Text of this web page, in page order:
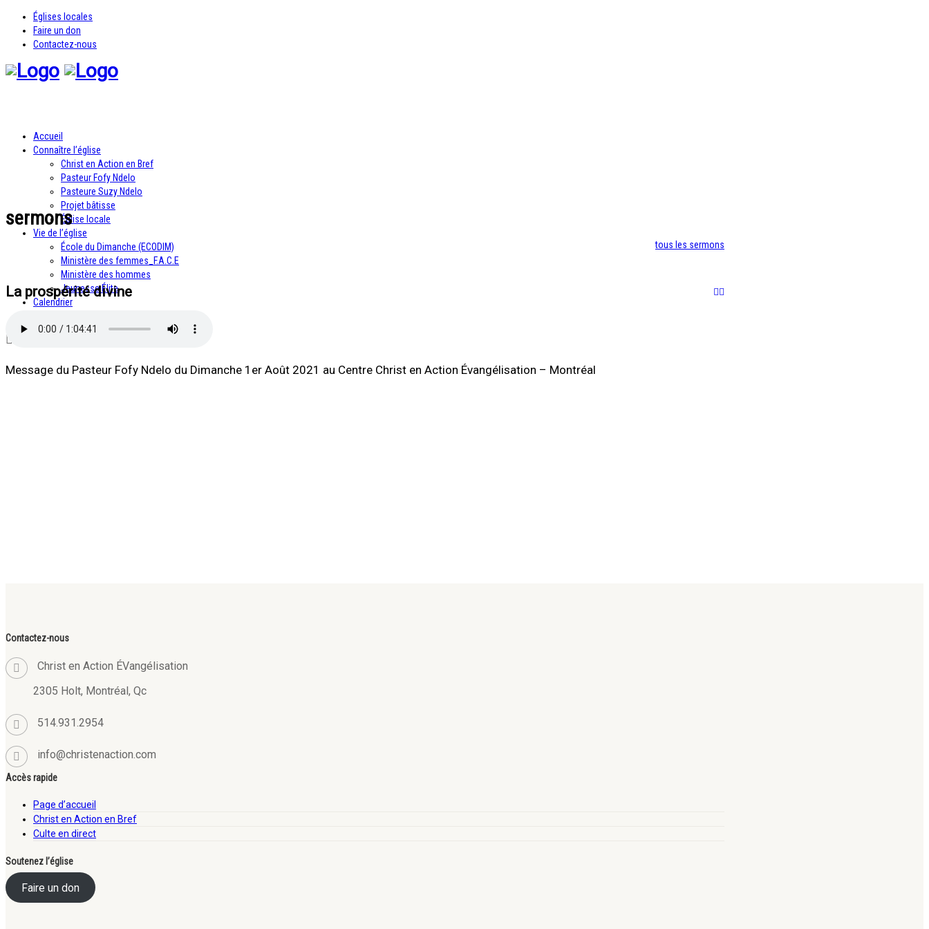
Églises locales
Faire un don
Contactez-nous
Accueil
Connaître l’église
Christ en Action en Bref
Pasteur Fofy Ndelo
Pasteure Suzy Ndelo
Projet bâtisse
Église locale
Vie de l’église
École du Dimanche (ECODIM)
Ministère des femmes_F.A.C.E
Ministère des hommes
Jeunesse Élite
Calendrier
sermons
tous les sermons
La prospérité divine
Message du Pasteur Fofy Ndelo du Dimanche 1er Août 2021 au Centre Christ en Action Évangélisation – Montréal
Contactez-nous
Christ en Action ÉVangélisation
2305 Holt, Montréal, Qc
514.931.2954
info@christenaction.com
Accès rapide
Page d’accueil
Christ en Action en Bref
Culte en direct
Soutenez l’église
Faire un don